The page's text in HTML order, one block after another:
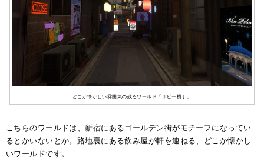
どこか懐かしい雰囲気の残るワールド「ポピー横丁」
こちらのワールドは、新宿にあるゴールデン街がモチーフになってい
るとかいないとか。路地裏にある飲み屋が軒を連ねる、どこか懐かし
いワールドです。